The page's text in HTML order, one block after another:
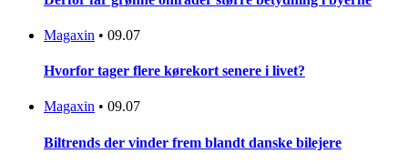
Magaxin • 09.07
Hvorfor tager flere kørekort senere i livet?
Magaxin • 09.07
Biltrends der vinder frem blandt danske bilejere